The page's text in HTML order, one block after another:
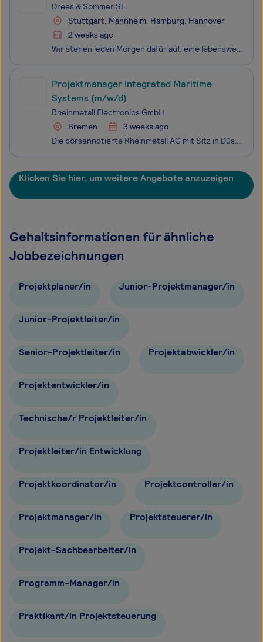
Drees & Sommer SE
Stuttgart, Mannheim, Hamburg, Hannover
2 weeks ago
Wir stehen jeden Morgen dafür auf, eine lebenswerte Zukunft für nachfolgende Generationen zu schaffen. Je nach Projekt sind wir Berater, Umsetzer – oder beides – nachhaltiger, innovativer und wirtschaftlicher Lösungen für Immobilien, Industrie, Energie und Infrastruktur. In interdisziplinären Teams
Projektmanager Integrated Maritime
Systems (m/w/d)
Rheinmetall Electronics GmbH
Bremen
3 weeks ago
Die börsennotierte Rheinmetall AG mit Sitz in Düsseldorf steht als integrierter Technologiekonzern für ein ebenso substanzstarkes wie international erfolgreiches Unternehmen. Als domänenübergreifendes Systemhaus der Sicherheits- und Verteidigungsindustrie bieten wir ein innovatives Produkt- und Leis
Klicken Sie hier, um weitere Angebote anzuzeigen
Gehaltsinformationen für ähnliche
Jobbezeichnungen
Projektplaner/in Junior-Projektmanager/in
Junior-Projektleiter/in
Senior-Projektleiter/in Projektabwickler/in
Projektentwickler/in
Technische/r Projektleiter/in
Projektleiter/in Entwicklung
Projektkoordinator/in Projektcontroller/in
Projektmanager/in Projektsteuerer/in
Projekt-Sachbearbeiter/in
Programm-Manager/in
Praktikant/in Projektsteuerung